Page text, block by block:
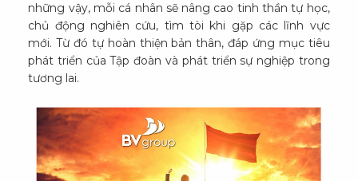
những vậy, mỗi cá nhân sẽ nâng cao tinh thần tự học,
chủ động nghiên cứu, tìm tòi khi gặp các lĩnh vực
mới. Từ đó tự hoàn thiện bản thân, đáp ứng mục tiêu
phát triển của Tập đoàn và phát triển sự nghiệp trong
tương lai.